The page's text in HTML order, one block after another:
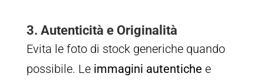
3. Autenticità e Originalità
Evita le foto di stock generiche quando
possibile. Le immagini autentiche e